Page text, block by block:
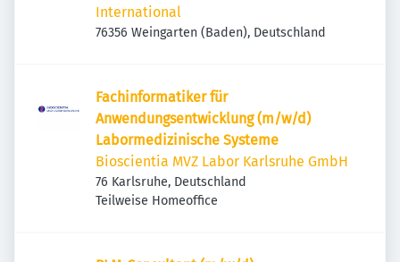
International
76356 Weingarten (Baden), Deutschland
Fachinformatiker für
Anwendungsentwicklung (m/w/d)
Labormedizinische Systeme
Bioscientia MVZ Labor Karlsruhe GmbH
76 Karlsruhe, Deutschland
Teilweise Homeoffice